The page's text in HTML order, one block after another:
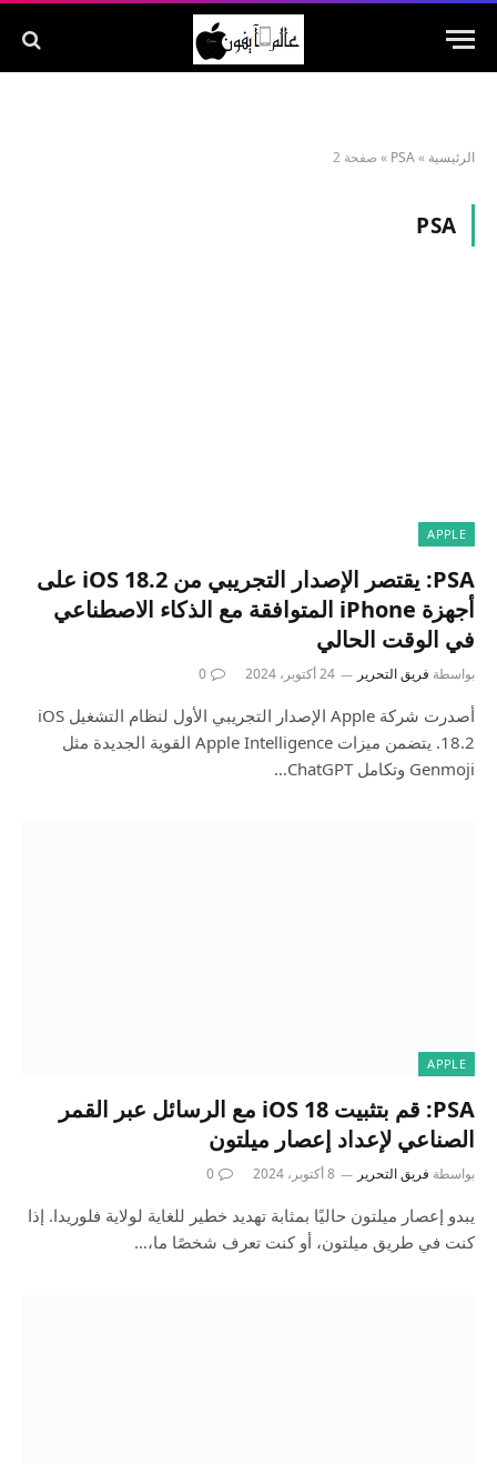
الرئيسية »
PSA
»صفحة 2
PSA
APPLE
PSA: يقتصر الإصدار التجريبي من iOS 18.2 على
أجهزة iPhone المتوافقة مع الذكاء الاصطناعي
في الوقت الحالي
بواسطة فريق التحرير 24 أكتوبر، 2024 0
أصدرت شركة Apple الإصدار التجريبي الأول لنظام التشغيل iOS
18.2. يتضمن ميزات Apple Intelligence القوية الجديدة مثل
Genmoji وتكامل ChatGPT…
APPLE
PSA: قم بتثبيت iOS 18 مع الرسائل عبر القمر
الصناعي لإعداد إعصار ميلتون
بواسطة فريق التحرير 8 أكتوبر، 2024 0
يبدو إعصار ميلتون حاليًا بمثابة تهديد خطير للغاية لولاية فلوريدا. إذا
كنت في طريق ميلتون، أو كنت تعرف شخصًا ما،…